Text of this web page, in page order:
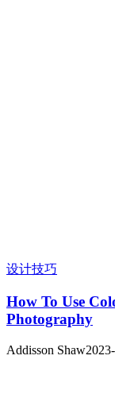
设计技巧
How To Use
Photography
Addisson Shaw